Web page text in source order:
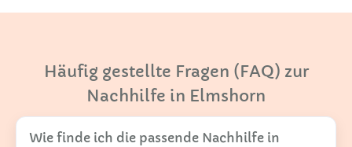
Häufig gestellte Fragen (FAQ) zur
Nachhilfe in Elmshorn
Wie finde ich die passende Nachhilfe in